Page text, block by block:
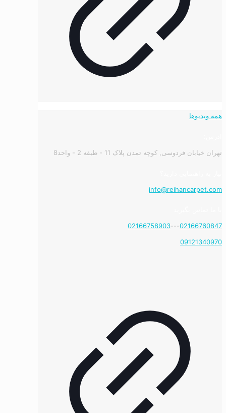
همه ویدیوها
تهران خیابان فردوسی, کوچه تمدن پلاک 11 - طبقه 2 - واحد8
info@reihancarpet.com
02166760847
---
02166758903
09121340970